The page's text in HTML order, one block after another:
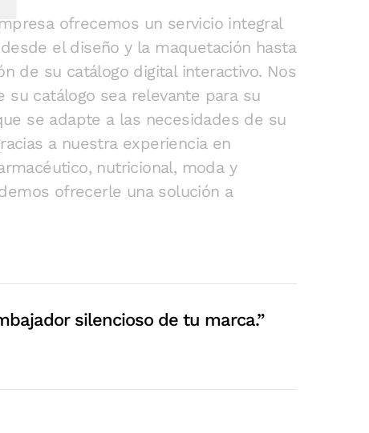
ofrecemos un servicio integral
el diseño y la maquetación hasta
de su catálogo digital interactivo. Nos
su catálogo sea relevante para su
se adapte a las necesidades de su
a nuestra experiencia en
nutricional, moda y
ofrecerle una solución a
silencioso de tu marca.”